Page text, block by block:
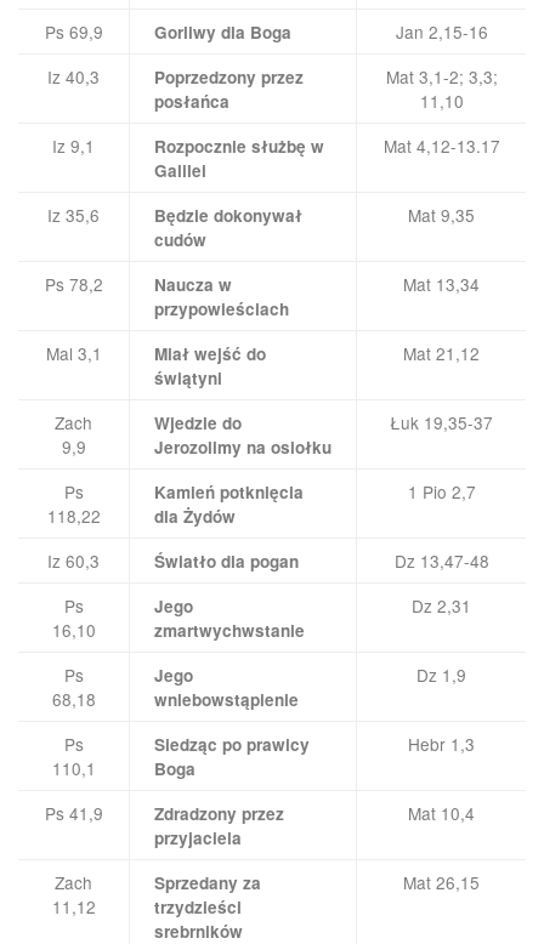
Ps 69,9 Gorliwy dla Boga
Jan 2,15-16
Iz 40,3
Poprzedzony przez
posłańca
Mat 3,1-2; 3,3;
11,10
Iz 9,1
Rozpocznie służbę w
Galilei
Mat 4,12-13.17
Iz 35,6
Będzie dokonywał
cudów
Mat 9,35
Ps 78,2
Naucza w
przypowieściach
Mat 13,34
Mal 3,1
Miał wejść do
świątyni
Mat 21,12
Zach
9,9
Wjedzie do
Jerozolimy na osiołku
Łuk 19,35-37
Ps
118,22
Kamień potknięcia
dla Żydów
1 Pio 2,7
Iz 60,3 Światło dla pogan
Dz 13,47-48
Ps
16,10
Jego
zmartwychwstanie
Dz 2,31
Ps
68,18
Jego
wniebowstąpienie
Dz 1,9
Ps
110,1
Siedząc po prawicy
Boga
Hebr 1,3
Ps 41,9
Zdradzony przez
przyjaciela
Mat 10,4
Zach
11,12
Sprzedany za
trzydzieści
srebrników
Mat 26,15